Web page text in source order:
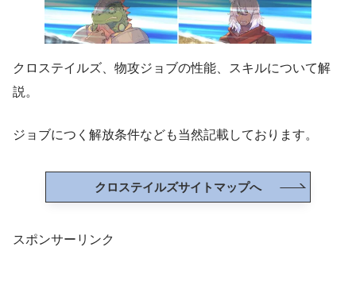
クロステイルズ、物攻ジョブの性能、スキルについて解
説。
ジョブにつく解放条件なども当然記載しております。
クロステイルズサイトマップへ
スポンサーリンク